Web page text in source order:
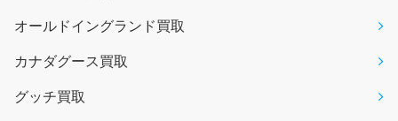
オールドイングランド買取
カナダグース買取
グッチ買取